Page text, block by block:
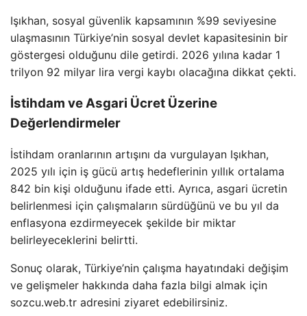
Işıkhan, sosyal güvenlik kapsamının %99 seviyesine
ulaşmasının Türkiye’nin sosyal devlet kapasitesinin bir
göstergesi olduğunu dile getirdi. 2026 yılına kadar 1
trilyon 92 milyar lira vergi kaybı olacağına dikkat çekti.
İstihdam ve Asgari Ücret Üzerine
Değerlendirmeler
İstihdam oranlarının artışını da vurgulayan Işıkhan,
2025 yılı için iş gücü artış hedeflerinin yıllık ortalama
842 bin kişi olduğunu ifade etti. Ayrıca, asgari ücretin
belirlenmesi için çalışmaların sürdüğünü ve bu yıl da
enflasyona ezdirmeyecek şekilde bir miktar
belirleyeceklerini belirtti.
Sonuç olarak, Türkiye’nin çalışma hayatındaki değişim
ve gelişmeler hakkında daha fazla bilgi almak için
sozcu.web.tr adresini ziyaret edebilirsiniz.